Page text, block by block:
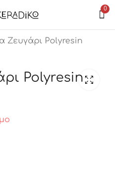
0
Ζευγάρι Polyresin
Φιγούρα Ζευγάρι
Polyresin
Φιγούρα Ζευγάρι
με Μωρό
Polyresin